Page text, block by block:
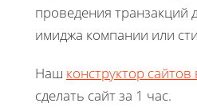
проведения транзакций
имиджа компании или
Наш конструктор сайтов
сделать сайт за 1 час.